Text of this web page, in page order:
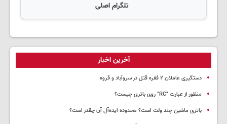
تلگرام اصلی
آخرین اخبار
دستگیری عاملان ۲ فقره قتل در سروآباد و قروه
منظور از عبارت "RC" روی باتری چیست؟
باتری ماشین چند ولت است؟ محدوده ایده‌آل آن چقدر است؟